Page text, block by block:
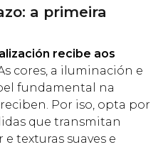
a primeira
recibe aos
cores, a iluminación e
fundamental na
Por iso, opta por
que transmitan
texturas suaves e